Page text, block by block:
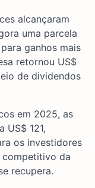
alcançaram
uma parcela
ganhos mais
retornou US$
de dividendos
em 2025, as
US$ 121,
os investidores
competitivo da
recupera.